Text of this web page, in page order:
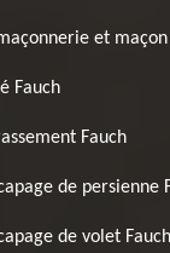
et maçon
Fauch
Fauch
de persienne
de volet Fauch